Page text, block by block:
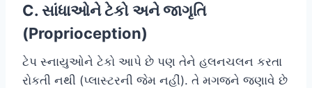
C. સાંધાઓને ટેકો અને જાગૃતિ
(Proprioception)
ટેપ સ્નાયુઓને ટેકો આપે છે પણ તેને હલનચલન કરતા
રોકતી નથી (પ્લાસ્ટરની જેમ નહીં). તે મગજને જણાવે છે